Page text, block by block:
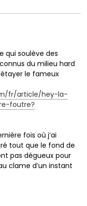
qui soulève des
du milieu hard
le fameux
fr/article/hey-la-
foutre?
fois où j’ai
tout que le fond de
pas dégueux pour
clame d’un instant